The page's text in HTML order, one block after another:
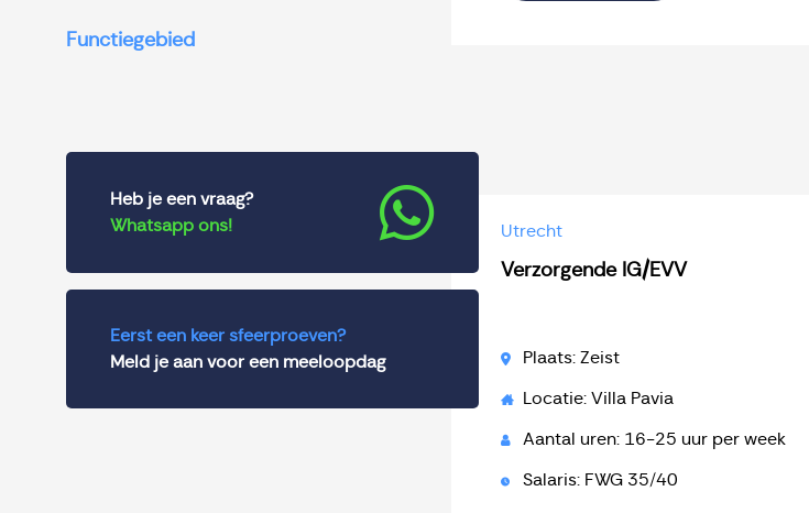
Functiegebied
Heb je een vraag?
Whatsapp ons!
Eerst een keer sfeerproeven?
Meld je aan voor een meeloopdag
Utrecht
Verzorgende IG/EVV
Plaats: Zeist
Locatie: Villa Pavia
Aantal uren: 16-25 uur per week
Salaris: FWG 35/40